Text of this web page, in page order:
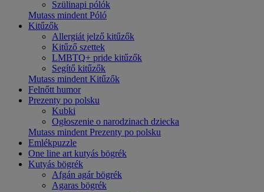
Szülinapi pólók
Mutass mindent Póló
Kitűzők
Allergiát jelző kitűzők
Kitűző szettek
LMBTQ+ pride kitűzők
Segítő kitűzők
Mutass mindent Kitűzők
Felnőtt humor
Prezenty po polsku
Kubki
Ogłoszenie o narodzinach dziecka
Mutass mindent Prezenty po polsku
Emlékpuzzle
One line art kutyás bögrék
Kutyás bögrék
Afgán agár bögrék
Agaras bögrék